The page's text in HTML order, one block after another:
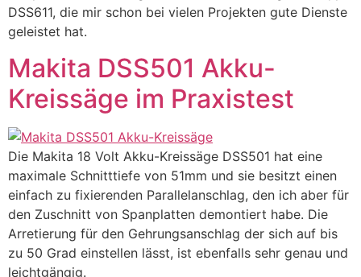
DSS611, die mir schon bei vielen Projekten gute Dienste
geleistet hat.
Makita DSS501 Akku-
Kreissäge im Praxistest
Die Makita 18 Volt Akku-Kreissäge DSS501 hat eine
maximale Schnitttiefe von 51mm und sie besitzt einen
einfach zu fixierenden Parallelanschlag, den ich aber für
den Zuschnitt von Spanplatten demontiert habe. Die
Arretierung für den Gehrungsanschlag der sich auf bis
zu 50 Grad einstellen lässt, ist ebenfalls sehr genau und
leichtgängig.